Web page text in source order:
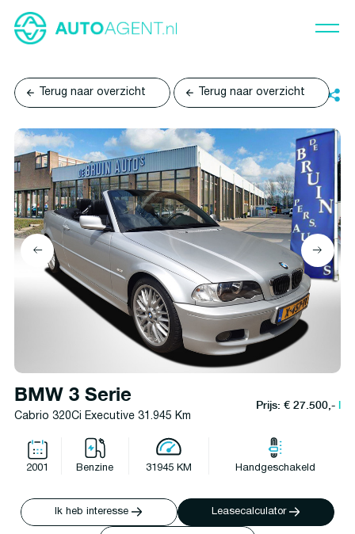
Terug naar overzicht Terug naar overzicht
BMW 3 Serie
Cabrio 320Ci Executive 31.945 Km
Prijs: € 27.500,-l
2001 Benzine 31945 KM Handgeschakeld
Ik heb interesse Leasecalculator